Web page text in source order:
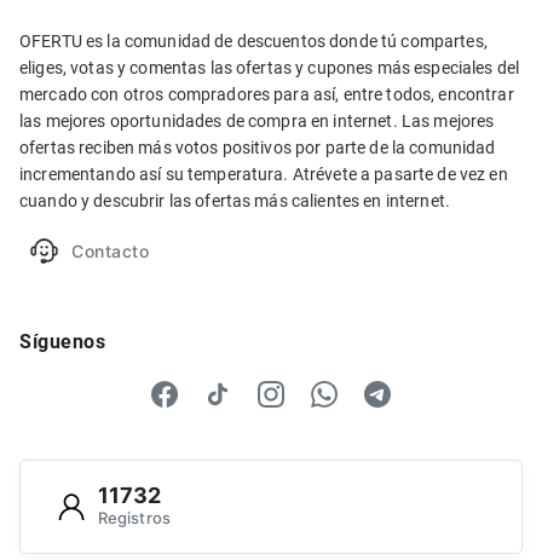
OFERTU es la comunidad de descuentos donde tú compartes,
eliges, votas y comentas las ofertas y cupones más especiales del
mercado con otros compradores para así, entre todos, encontrar
las mejores oportunidades de compra en internet. Las mejores
ofertas reciben más votos positivos por parte de la comunidad
incrementando así su temperatura. Atrévete a pasarte de vez en
cuando y descubrir las ofertas más calientes en internet.
Contacto
Síguenos
11732
Registros